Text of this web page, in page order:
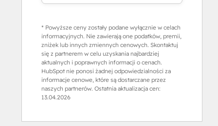
* Powyższe ceny zostały podane wyłącznie w celach
informacyjnych. Nie zawierają one podatków, premii,
zniżek lub innych zmiennych cenowych. Skontaktuj
się z partnerem w celu uzyskania najbardziej
aktualnych i poprawnych informacji o cenach.
HubSpot nie ponosi żadnej odpowiedzialności za
informacje cenowe, które są dostarczane przez
naszych partnerów. Ostatnia aktualizacja cen:
13.04.2026